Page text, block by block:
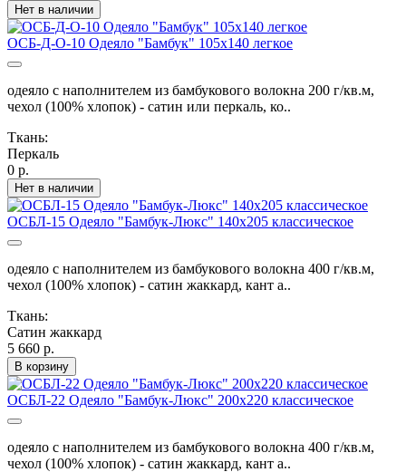
Нет в наличии
ОСБ-Д-О-10 Одеяло "Бамбук" 105х140 легкое
одеяло с наполнителем из бамбукового волокна 200 г/кв.м,
чехол (100% хлопок) - сатин или перкаль, ко..
Ткань:
Перкаль
0 р.
Нет в наличии
ОСБЛ-15 Одеяло "Бамбук-Люкс" 140х205 классическое
одеяло с наполнителем из бамбукового волокна 400 г/кв.м,
чехол (100% хлопок) - сатин жаккард, кант а..
Ткань:
Сатин жаккард
5 660 р.
В корзину
ОСБЛ-22 Одеяло "Бамбук-Люкс" 200х220 классическое
одеяло с наполнителем из бамбукового волокна 400 г/кв.м,
чехол (100% хлопок) - сатин жаккард, кант а..